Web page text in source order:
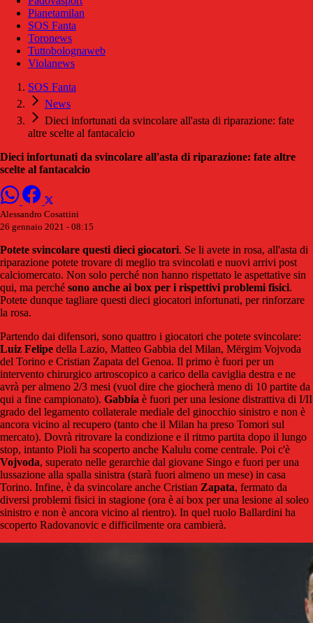
Pianetamilan
SOS Fanta
Toronews
Tuttobolognaweb
Violanews
SOS Fanta
News
Dieci infortunati da svincolare all'asta di riparazione: fate
altre scelte al fantacalcio
Dieci infortunati da svincolare all'asta di riparazione: fate altre
scelte al fantacalcio
Alessandro Cosattini
26 gennaio 2021 - 08:15
Potete svincolare questi dieci giocatori. Se li avete in rosa, all'asta di
riparazione potete trovare di meglio tra svincolati e nuovi arrivi post
calciomercato. Non solo perché non hanno rispettato le aspettative sin
qui, ma perché sono anche ai box per i rispettivi problemi fisici.
Potete dunque tagliare questi dieci giocatori infortunati, per rinforzare
la rosa.
Partendo dai difensori, sono quattro i giocatori che potete svincolare:
Luiz Felipe della Lazio, Matteo Gabbia del Milan, Mërgim Vojvoda
del Torino e Cristian Zapata del Genoa. Il primo è fuori per un
intervento chirurgico artroscopico a carico della caviglia destra e ne
avrà per almeno 2/3 mesi (vuol dire che giocherà meno di 10 partite da
qui a fine campionato). Gabbia è fuori per una lesione distrattiva di I/II
grado del legamento collaterale mediale del ginocchio sinistro e non è
ancora vicino al recupero (tanto che il Milan ha preso Tomori sul
mercato). Dovrà ritrovare la condizione e il ritmo partita dopo il lungo
stop, intanto Pioli ha scoperto anche Kalulu come centrale. Poi c'è
Vojvoda, superato nelle gerarchie dal giovane Singo e fuori per una
lussazione alla spalla sinistra (starà fuori almeno un mese) in casa
Torino. Infine, è da svincolare anche Cristian Zapata, fermato da
diversi problemi fisici in stagione (ora è ai box per una lesione al soleo
sinistro e non è ancora vicino al rientro). In quel ruolo Ballardini ha
scoperto Radovanovic e difficilmente ora cambierà.